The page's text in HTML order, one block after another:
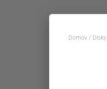
Domov / Disky